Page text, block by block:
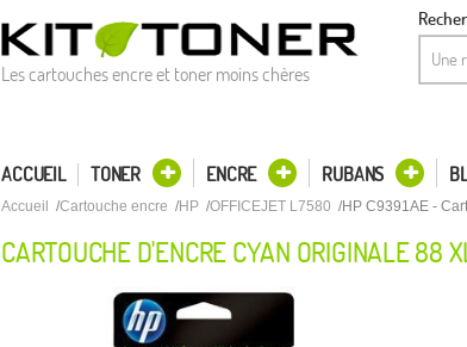
Les cartouches encre et toner moins chères
ACCUEIL TONER ENCRE RUBANS
Accueil Cartouche encre HP OFFICEJET L7580 HP C9391AE -
CARTOUCHE D'ENCRE CYAN ORIGINALE 88